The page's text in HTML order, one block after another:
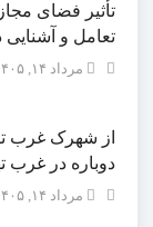
تأثیر فضای
تعامل و آشنایی
مرداد ۱۴, ۱۴۰۵
از شهرک غرب
دوباره در غرب
مرداد ۱۴, ۱۴۰۵